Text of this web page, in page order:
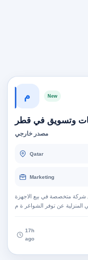
م New
وتسويق في قطر
مصدر خارجي
Qatar
Marketing
متخصصة في بيع الاجهزة
17h
ago